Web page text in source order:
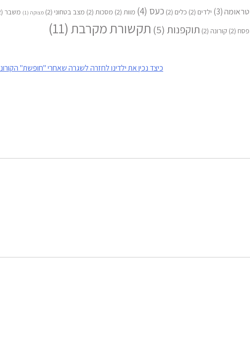
טראומה(3) ילדים (2) כלים (2) כעס (4) מוות (2) מסכות (2) מצב בטחוני (2) מצוקה (1) משבר (2)
פסח (2) קורונה (2) תוקפנות (5) תקשורת מקרבת(11)
כיצד נכין את ילדינו לחזרה לשגרה שאחרי "חופשת"